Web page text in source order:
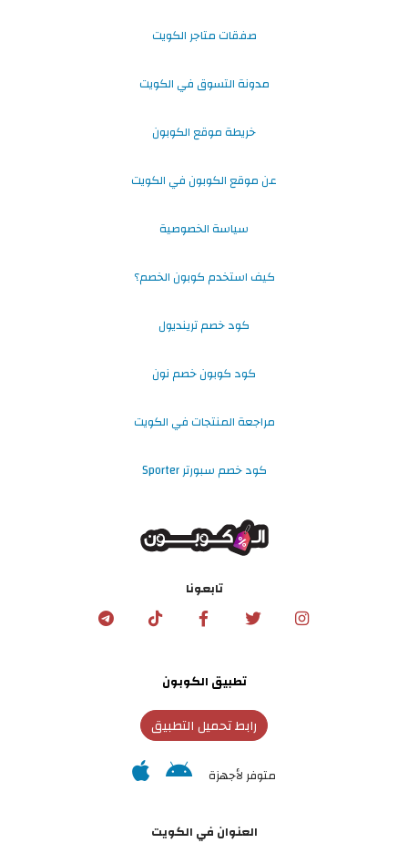
صفقات متاجر الكويت
مدونة التسوق في الكويت
خريطة موقع الكوبون
عن موقع الكوبون في الكويت
سياسة الخصوصية
كيف استخدم كوبون الخصم؟
كود خصم ترينديول
كود كوبون خصم نون
مراجعة المنتجات في الكويت
كود خصم سبورتر Sporter
تابعونا
تطبيق الكوبون
رابط تحميل التطبيق
متوفر لأجهزة
العنوان في الكويت